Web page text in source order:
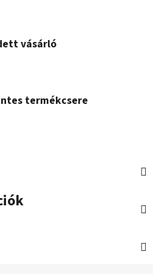
vásárló
termékcsere